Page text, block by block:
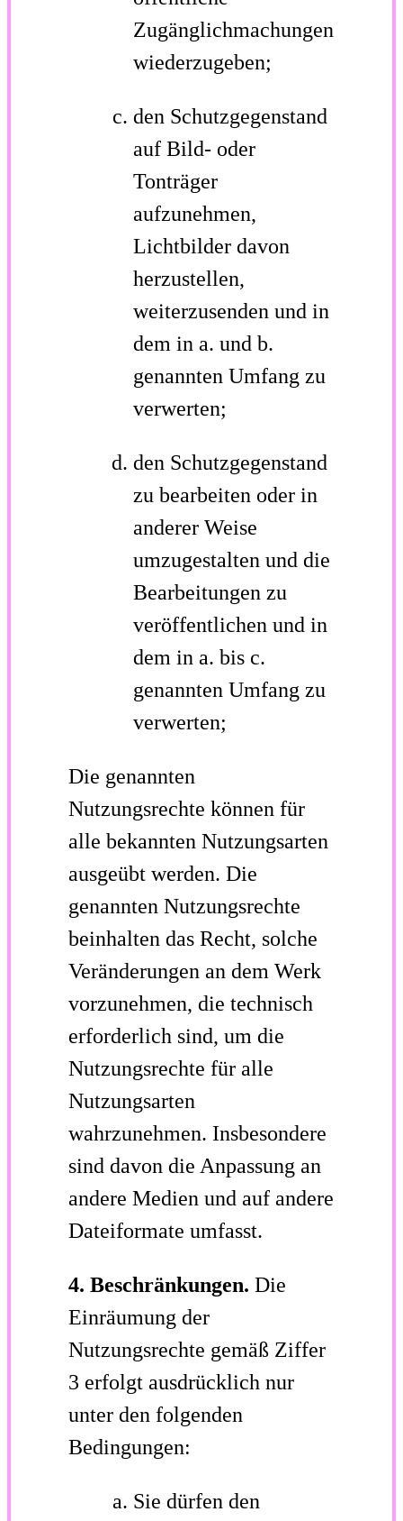
Zugänglichmachungen
wiederzugeben;
den Schutzgegenstand
auf Bild- oder
Tonträger
aufzunehmen,
Lichtbilder davon
herzustellen,
weiterzusenden und in
dem in a. und b.
genannten Umfang zu
verwerten;
den Schutzgegenstand
zu bearbeiten oder in
anderer Weise
umzugestalten und die
Bearbeitungen zu
veröffentlichen und in
dem in a. bis c.
genannten Umfang zu
verwerten;
Die genannten
Nutzungsrechte können für
alle bekannten Nutzungsarten
ausgeübt werden. Die
genannten Nutzungsrechte
beinhalten das Recht, solche
Veränderungen an dem Werk
vorzunehmen, die technisch
erforderlich sind, um die
Nutzungsrechte für alle
Nutzungsarten
wahrzunehmen. Insbesondere
sind davon die Anpassung an
andere Medien und auf andere
Dateiformate umfasst.
4. Beschränkungen. Die
Einräumung der
Nutzungsrechte gemäß Ziffer
3 erfolgt ausdrücklich nur
unter den folgenden
Bedingungen:
Sie dürfen den